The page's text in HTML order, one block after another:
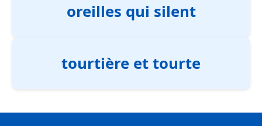
oreilles qui silent
tourtière et tourte